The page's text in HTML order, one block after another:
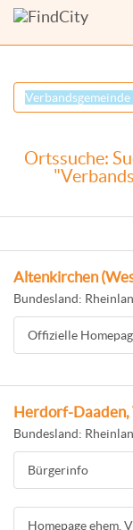
Ortssuche:
Altenkirchen
Bundesland:
Offizielle
Herdorf-Daaden,
Bundesland:
Bürgerinfo
Homepage ehem.